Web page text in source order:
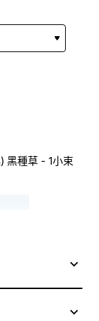
黑種草 - 1小束